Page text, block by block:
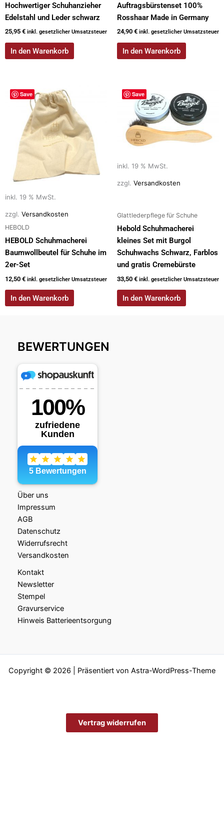
Hochwertiger Schuhanzieher
Edelstahl und Leder schwarz
25,95 € inkl. gesetzlicher Umsatzsteuer
In den Warenkorb
Auftragsbürstenset 100%
Rosshaar Made in Germany
24,90 € inkl. gesetzlicher Umsatzsteuer
In den Warenkorb
Save
inkl. 19 % MwSt.
zzgl. Versandkosten
HEBOLD
HEBOLD Schuhmacherei
Baumwollbeutel für Schuhe im
2er-Set
12,50 € inkl. gesetzlicher Umsatzsteuer
In den Warenkorb
Save
inkl. 19 % MwSt.
zzgl. Versandkosten
Glattlederpflege für Schuhe
Hebold Schuhmacherei
kleines Set mit Burgol
Schuhwachs Schwarz, Farblos
und gratis Cremebürste
33,50 € inkl. gesetzlicher Umsatzsteuer
In den Warenkorb
BEWERTUNGEN
Über uns
Impressum
AGB
Datenschutz
Widerrufsrecht
Versandkosten
Kontakt
Newsletter
Stempel
Gravurservice
Hinweis Batterieentsorgung
Copyright © 2026 | Präsentiert von Astra-WordPress-Theme
Vertrag widerrufen